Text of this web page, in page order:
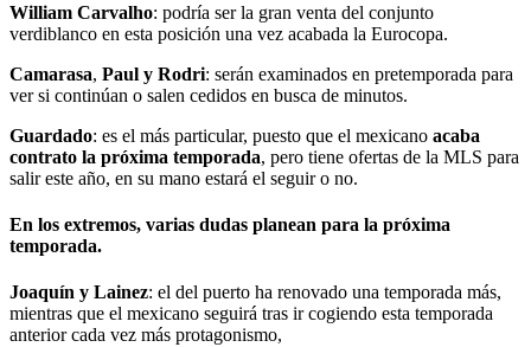
William Carvalho: podría ser la gran venta del conjunto
verdiblanco en esta posición una vez acabada la Eurocopa.
Camarasa, Paul y Rodri: serán examinados en pretemporada para
ver si continúan o salen cedidos en busca de minutos.
Guardado: es el más particular, puesto que el mexicano acaba
contrato la próxima temporada, pero tiene ofertas de la MLS para
salir este año, en su mano estará el seguir o no.
En los extremos, varias dudas planean para la próxima
temporada.
Joaquín y Lainez: el del puerto ha renovado una temporada más,
mientras que el mexicano seguirá tras ir cogiendo esta temporada
anterior cada vez más protagonismo,